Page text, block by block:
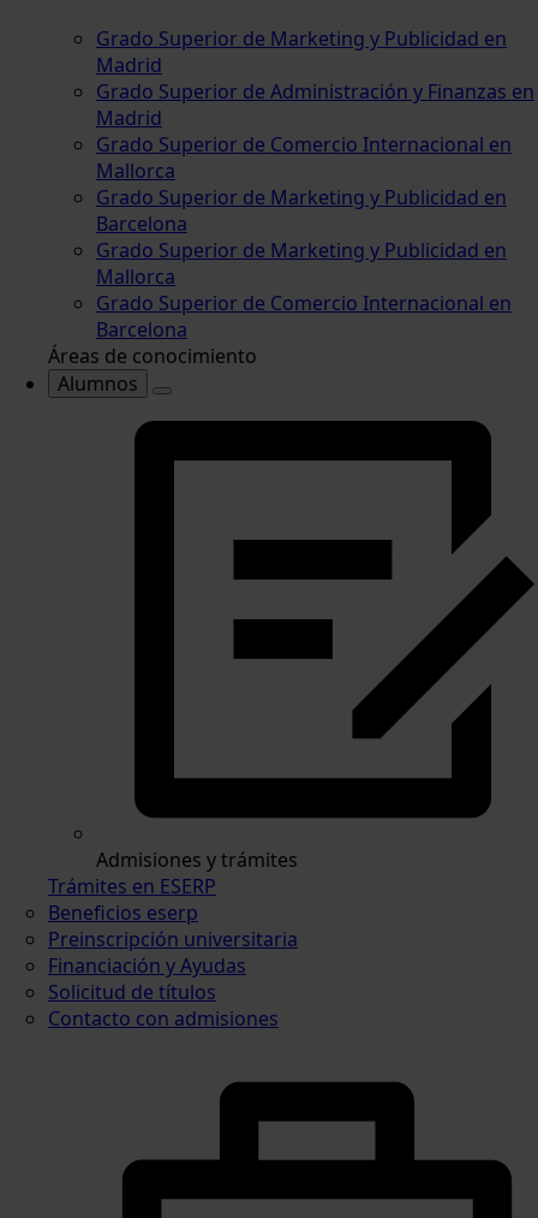
Grado Superior de Marketing y Publicidad en
Madrid
Grado Superior de Administración y Finanzas en
Madrid
Grado Superior de Comercio Internacional en
Mallorca
Grado Superior de Marketing y Publicidad en
Barcelona
Grado Superior de Marketing y Publicidad en
Mallorca
Grado Superior de Comercio Internacional en
Barcelona
Áreas de conocimiento
Alumnos
Admisiones y trámites
Trámites en ESERP
Beneficios eserp
Preinscripción universitaria
Financiación y Ayudas
Solicitud de títulos
Contacto con admisiones